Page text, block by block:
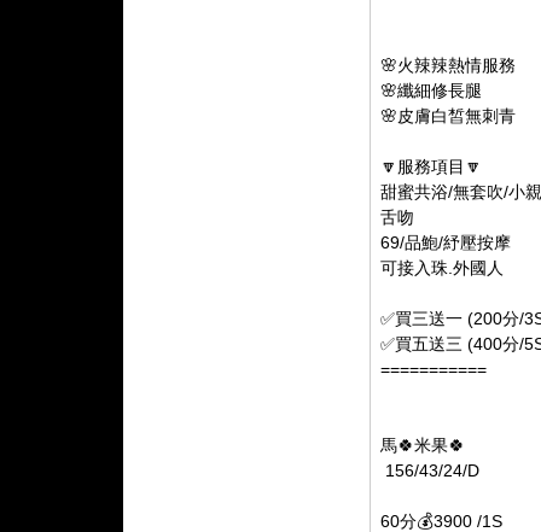
🌸火辣辣熱情服務
🌸纖細修長腿
🌸皮膚白皙無刺青
🔽服務項目🔽
甜蜜共浴/無套吹/小
舌吻
69/品鮑/紓壓按摩
可接入珠.外國人
✅買三送一 (200分/
✅買五送三 (400分/
===========
馬🍀米果🍀
156/43/24/D
60分💰3900 /1S